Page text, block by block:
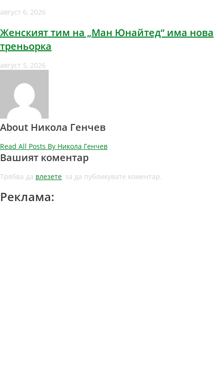
август 6, 2026
Женският тим на „Ман Юнайтед“ има нова
треньорка
август 5, 2026
About Никола Генчев
Read All Posts By Никола Генчев
Вашият коментар
Трябва да влезете, за да публикувате коментар.
Реклама: